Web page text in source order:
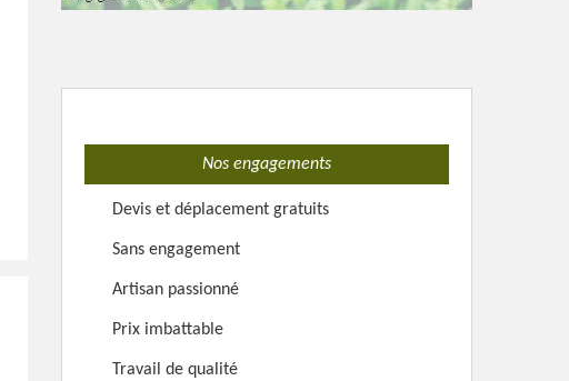
Nos engagements
Devis et déplacement gratuits
Sans engagement
Artisan passionné
Prix imbattable
Travail de qualité